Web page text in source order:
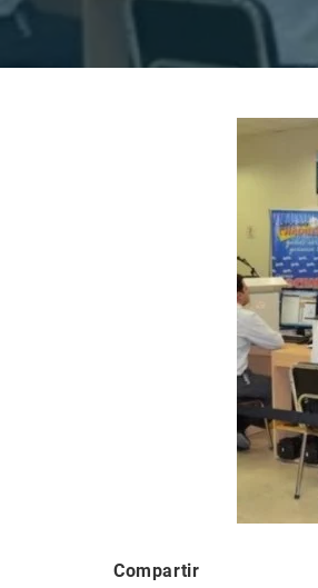
Compartir